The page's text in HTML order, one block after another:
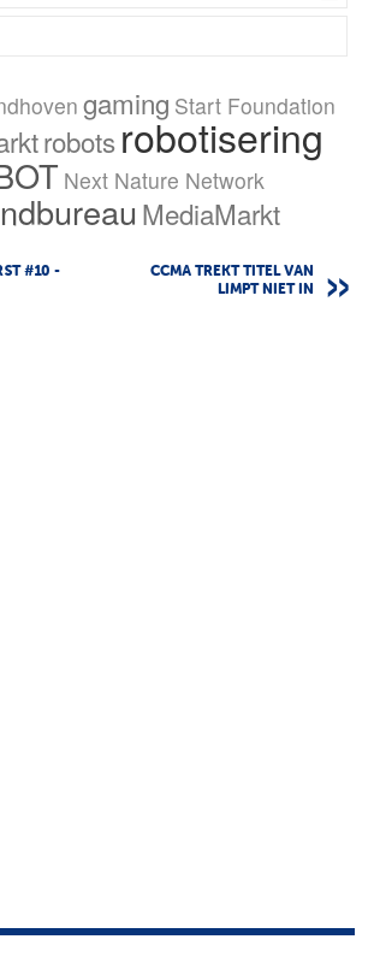
gaming Start Foundation
robots robotisering
Next Nature Network
MediaMarkt
#10 -
CCMA TREKT TITEL VAN
LIMPT NIET IN